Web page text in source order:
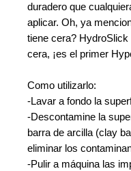
duradero que
aplicar. Oh, ya
tiene cera? HydroSlick
cera, ¡es el primer
Como utilizarlo:
-Lavar a fondo la
-Descontamine la
barra de arcilla (clay
eliminar los
-Pulir a máquina las